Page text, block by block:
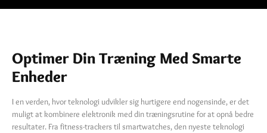
Optimer Din Træning Med Smarte
Enheder
I en verden, hvor teknologi udvikler sig hurtigere end nogensinde, er det
muligt at kombinere elektronik med din træningsrutine for at opnå bedre
resultater. Fra fitness-trackers til smartwatches, den nyeste teknologi